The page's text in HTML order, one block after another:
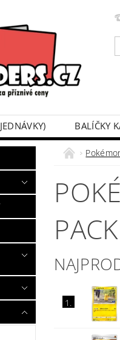
BALÍČKY
TINKY/DÁRKOVÉ
DÁRKOVÝ POUKAZ
PACK
1.